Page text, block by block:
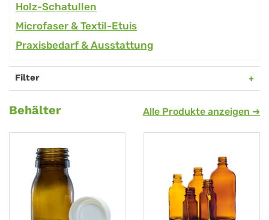
Holz-Schatullen
Microfaser & Textil-Etuis
Praxisbedarf & Ausstattung
Filter
Zubehör
&
Etuis
Behälter Alle Produkte anzeigen ➜